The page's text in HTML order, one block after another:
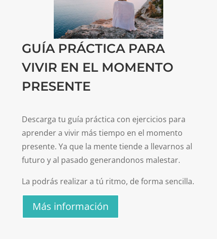
GUÍA PRÁCTICA PARA
VIVIR EN EL MOMENTO
PRESENTE
Descarga tu guía práctica con ejercicios para
aprender a vivir más tiempo en el momento
presente. Ya que la mente tiende a llevarnos al
futuro y al pasado generandonos malestar.
La podrás realizar a tú ritmo, de forma sencilla.
Más información